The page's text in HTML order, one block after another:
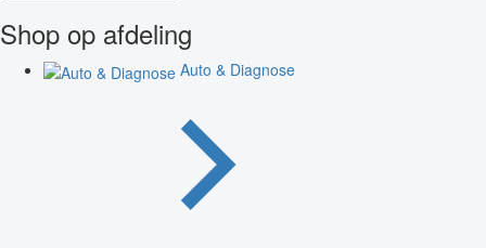
Shop op afdeling
Auto & Diagnose